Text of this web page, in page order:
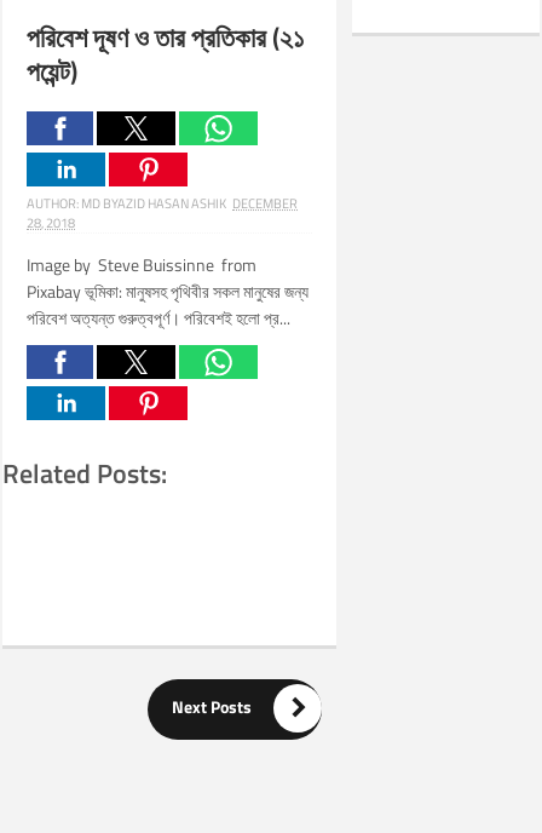
পরিবেশ দূষণ ও তার প্রতিকার (২১
পয়েন্ট)
AUTHOR:MD BYAZID HASAN ASHIK DECEMBER
28, 2018
Image by Steve Buissinne from
Pixabay ভূমিকা: মানুষসহ পৃথিবীর সকল মানুষের জন্য
পরিবেশ অত্যন্ত গুরুত্বপূর্ণ। পরিবেশই হলো প্র...
Related Posts:
Next Posts 